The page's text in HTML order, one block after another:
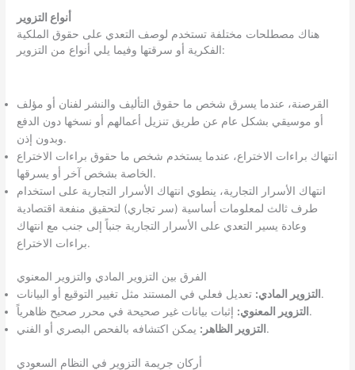
أنواع التزوير
هناك مصطلحات مختلفة تستخدم لوصف التعدي على حقوق الملكية
الفكرية أو سرقتها وفيما يلي أنواع من التزوير:
القرصنة، عندما يسرق شخص ما حقوق التأليف والنشر لفنان أو مؤلف
أو موسيقي بشكل عام عن طريق تنزيل أعمالهم أو نسخها دون الدفع
وبدون إذن.
انتهاك براءات الاختراع، عندما يستخدم شخص ما حقوق براءات الاختراع
الخاصة بشخص آخر أو يسرقها.
انتهاك الأسرار التجارية، ينطوي انتهاك الأسرار التجارية على استخدام
طرف ثالث لمعلومات أساسية (سر تجاري) لتحقيق منفعة اقتصادية
وعادة يسير التعدي على الأسرار التجارية جنباً إلى جنب مع انتهاك
براءات الاختراع.
الفرق بين التزوير المادي والتزوير المعنوي
التزوير المادي: تعديل فعلي في المستند مثل تغيير التوقيع أو البيانات.
التزوير المعنوي: إثبات بيانات غير صحيحة في محرر صحيح ظاهرياً.
التزوير الظاهر: يمكن اكتشافه بالفحص البصري أو الفني.
أركان جريمة التزوير في النظام السعودي